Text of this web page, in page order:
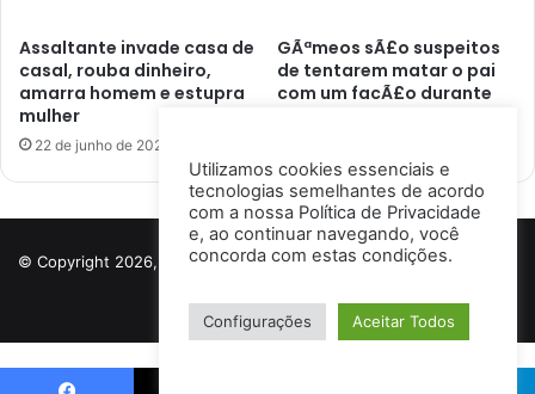
Assaltante invade casa de
casal, rouba dinheiro,
amarra homem e estupra
mulher
22 de junho de 2022
GÃªmeos sÃ£o suspeitos
de tentarem matar o pai
com um facÃ£o durante
© Copyright 2026, Todos os direitos reservados a Porto Notícias |
Desenvolvido porIsmael Lima
Utilizamos cookies essenciais e
tecnologias semelhantes de acordo
com a nossa Política de Privacidade
e, ao continuar navegando, você
concorda com estas condições.
Configurações Aceitar Todos